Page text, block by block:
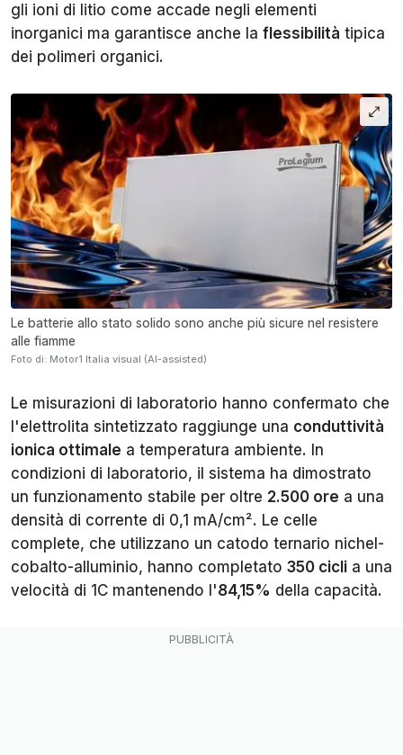
gli ioni di litio come accade negli elementi
inorganici ma garantisce anche la flessibilità tipica
dei polimeri organici.
Le batterie allo stato solido sono anche più sicure nel resistere
alle fiamme
Foto di: Motor1 Italia visual (AI-assisted)
Le misurazioni di laboratorio hanno confermato che
l'elettrolita sintetizzato raggiunge una conduttività
ionica ottimale a temperatura ambiente. In
condizioni di laboratorio, il sistema ha dimostrato
un funzionamento stabile per oltre 2.500 ore a una
densità di corrente di 0,1 mA/cm². Le celle
complete, che utilizzano un catodo ternario nichel-
cobalto-alluminio, hanno completato 350 cicli a una
velocità di 1C mantenendo l'84,15% della capacità.